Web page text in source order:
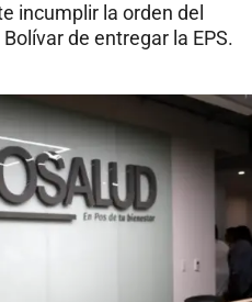
incumplir la orden del
de entregar la EPS.